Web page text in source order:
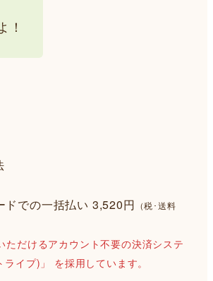
！
ドでの一括払い 3,520円 （税･送料
ただけるアカウント不要の決済システ
イプ)」 を採用しています。